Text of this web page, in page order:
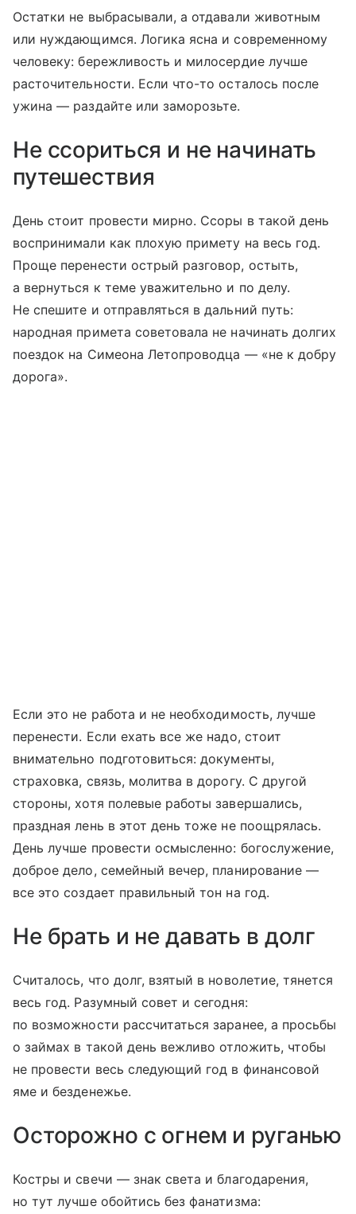
Остатки не выбрасывали, а отдавали животным
или нуждающимся. Логика ясна и современному
человеку: бережливость и милосердие лучше
расточительности. Если что-то осталось после
ужина — раздайте или заморозьте.
Не ссориться и не начинать
путешествия
День стоит провести мирно. Ссоры в такой день
воспринимали как плохую примету на весь год.
Проще перенести острый разговор, остыть,
а вернуться к теме уважительно и по делу.
Не спешите и отправляться в дальний путь:
народная примета советовала не начинать долгих
поездок на Симеона Летопроводца — «не к добру
дорога».
Если это не работа и не необходимость, лучше
перенести. Если ехать все же надо, стоит
внимательно подготовиться: документы,
страховка, связь, молитва в дорогу. С другой
стороны, хотя полевые работы завершались,
праздная лень в этот день тоже не поощрялась.
День лучше провести осмысленно: богослужение,
доброе дело, семейный вечер, планирование —
все это создает правильный тон на год.
Не брать и не давать в долг
Считалось, что долг, взятый в новолетие, тянется
весь год. Разумный совет и сегодня:
по возможности рассчитаться заранее, а просьбы
о займах в такой день вежливо отложить, чтобы
не провести весь следующий год в финансовой
яме и безденежье.
Осторожно с огнем и руганью
Костры и свечи — знак света и благодарения,
но тут лучше обойтись без фанатизма: